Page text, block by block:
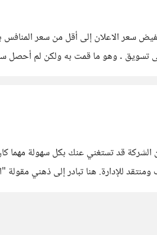
الاعلان إلى أقل من سعر المنافس
تسويق . وهو ما قمت به ولكن لم
للإدارة. هنا تبادر إلى ذهني